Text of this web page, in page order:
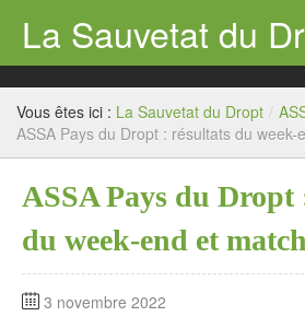
La Sauvetat du
Accueil
Mairie
Archives
Vous êtes ici : La Sauvetat du Dropt /
ASSA Pays du Dropt : résultats du
ASSA Pays du Dropt
du week-end et
3 novembre 2022